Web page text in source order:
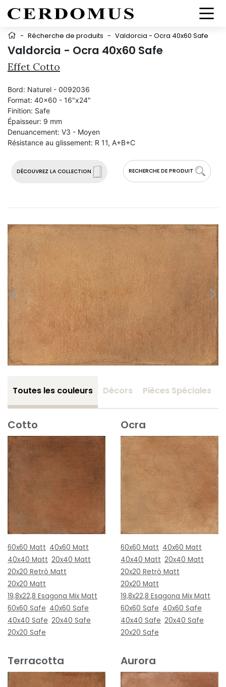
- Récherche de produits - Valdorcia - Ocra 40x60 Safe
Valdorcia - Ocra 40x60 Safe
Effet Cotto
DÉCOUVREZ LA COLLECTION RECHERCHE DE PRODUIT
Bord: Naturel - 0092036
Format: 40x60 - 16"x24"
Finition: Safe
Épaisseur: 9 mm
Denuancement: V3 - Moyen
Résistance au glissement: R 11, A+B+C
Toutes les couleurs Décors Pièces Spéciales
Cotto
60x60 Matt 40x60 Matt
40x40 Matt 20x40 Matt
20x20 Retrò Matt
20x20 Matt
19,8x22,8 Esagona Mix Matt
60x60 Safe 40x60 Safe
40x40 Safe 20x40 Safe
20x20 Safe
Ocra
60x60 Matt 40x60 Matt
40x40 Matt 20x40 Matt
20x20 Retrò Matt
20x20 Matt
19,8x22,8 Esagona Mix Matt
60x60 Safe 40x60 Safe
40x40 Safe 20x40 Safe
20x20 Safe
Terracotta Aurora